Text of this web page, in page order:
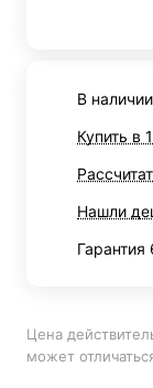
В наличии
Купить в
Нашли
Цена
может